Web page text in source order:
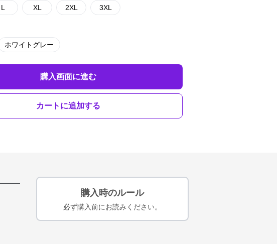
L XL 2XL 3XL
ホワイトグレー
購入画面に進む
カートに追加する
購入時のルール
必ず購入前にお読みください。